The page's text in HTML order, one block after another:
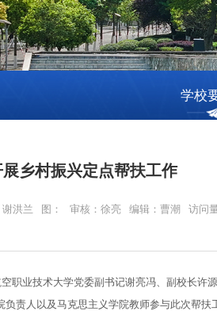
学校
乡村振兴定点帮扶工作
洪兰 图： 审核：徐亮 编辑：曹潮 访问
空职业技术大学党委副书记谢亮冯 副校长许
负责人 以及马克思主义学院教师参与此次帮扶